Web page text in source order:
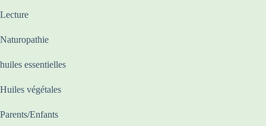
Lecture
Naturopathie
huiles essentielles
Huiles végétales
Parents/Enfants